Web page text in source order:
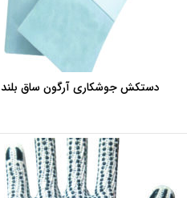
اطلاعات بیشتر
دستکش جوشکاری آرگون ساق بلند